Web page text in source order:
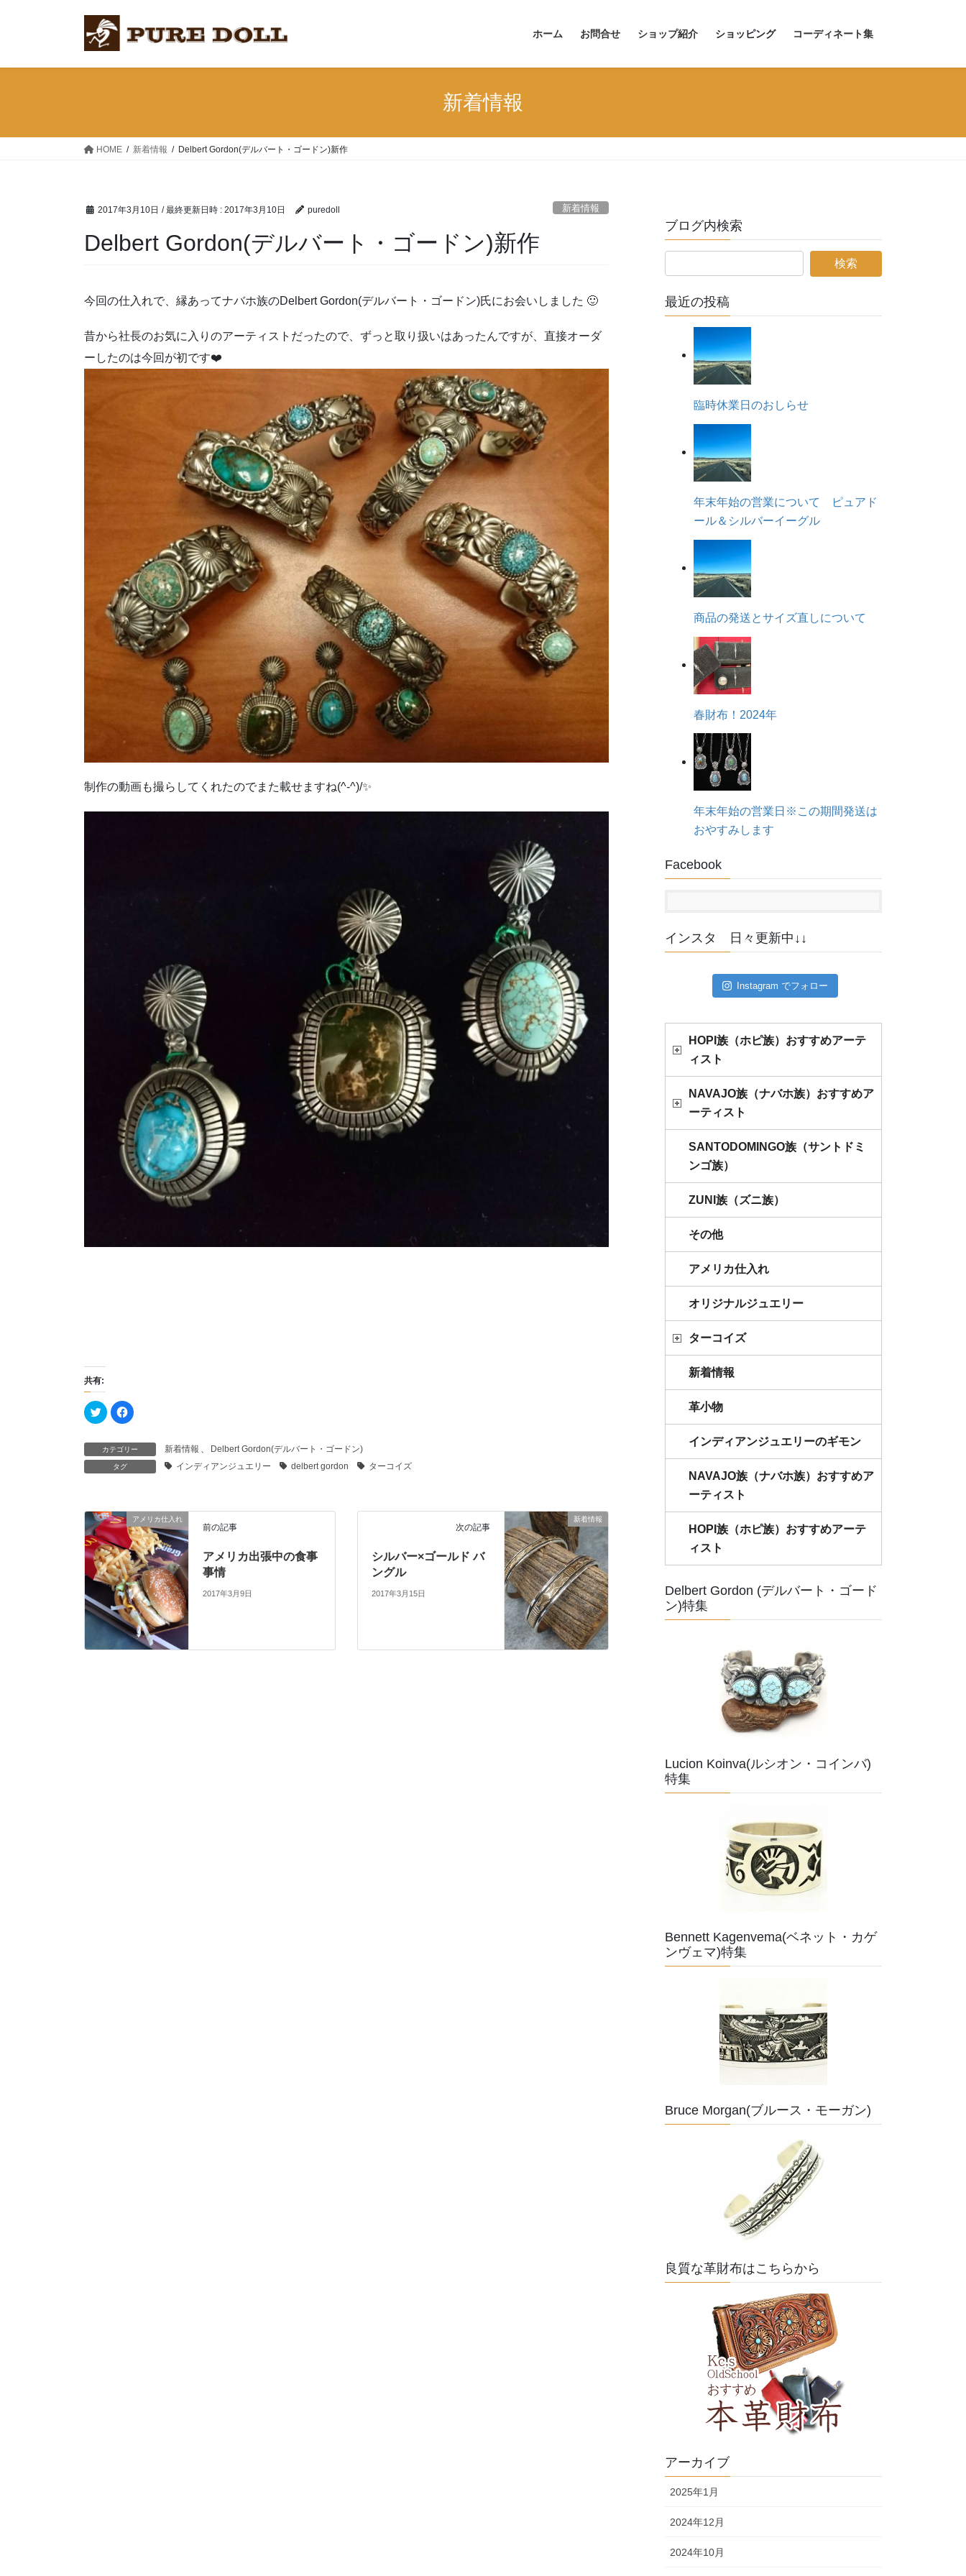
ホーム お問合せ ショップ紹介 ショッピング コーディネート集
新着情報
HOME 新着情報 Delbert Gordon(デルバート・ゴードン)新作
2017年3月10日 / 最終更新日時 : 2017年3月10日 puredoll 新着情報
Delbert Gordon(デルバート・ゴードン)新作
今回の仕入れで、縁あってナバホ族のDelbert Gordon(デルバート・ゴードン)氏にお会いしました 🙂
昔から社長のお気に入りのアーティストだったので、ずっと取り扱いはあったんですが、直接オーダ
ーしたのは今回が初です❤️
制作の動画も撮らしてくれたのでまた載せますね(^-^)/✨
共有:
ク
リ
し
て
T
w
r
で
共
有
(
新
し
い
ウ
ド
ウ
で
開
ま
F
a
b
o
o
k
る
に
は
ク
リ
ッ
ク
し
て
く
だ
さ
い
(
新
し
い
カテゴリー 新着情報 、 Delbert Gordon(デルバート・ゴードン)
タグ インディアンジュエリー delbert gordon ターコイズ
アメリカ仕入れ
前の記事
アメリカ出張中の食事
事情
2017年3月9日
新着情報
次の記事
シルバー×ゴールド バ
ングル
2017年3月15日
ブログ内検索
最近の投稿
臨時休業日のおしらせ
年末年始の営業について ピュアド
ール＆シルバーイーグル
商品の発送とサイズ直しについて
春財布！2024年
年末年始の営業日※この期間発送は
おやすみします
Facebook
インスタ 日々更新中↓↓
Instagram でフォロー
HOPI族（ホピ族）おすすめアーテ
ィスト
NAVAJO族（ナバホ族）おすすめア
ーティスト
SANTODOMINGO族（サントドミ
ンゴ族）
ZUNI族（ズニ族）
その他
アメリカ仕入れ
オリジナルジュエリー
ターコイズ
新着情報
革小物
インディアンジュエリーのギモン
NAVAJO族（ナバホ族）おすすめア
ーティスト
HOPI族（ホピ族）おすすめアーテ
ィスト
Delbert Gordon (デルバート・ゴード
ン)特集
Lucion Koinva(ルシオン・コインバ)
特集
Bennett Kagenvema(ベネット・カゲ
ンヴェマ)特集
Bruce Morgan(ブルース・モーガン)
良質な革財布はこちらから
アーカイブ
2025年1月
2024年12月
2024年10月